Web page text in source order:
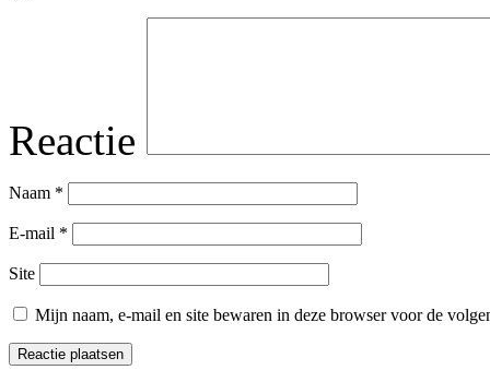
Reactie
Naam *
E-mail *
Site
Mijn naam, e-mail en site bewaren in deze browser voor de